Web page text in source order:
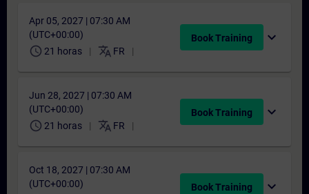
Apr 05, 2027 | 07:30 AM
(UTC+00:00)
schedule 21 horas translate FR
Book Training expand_more
Jun 28, 2027 | 07:30 AM
(UTC+00:00)
schedule 21 horas translate FR
Book Training expand_more
Oct 18, 2027 | 07:30 AM
(UTC+00:00)
Book Training expand_more